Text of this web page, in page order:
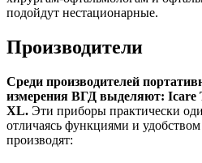
подойдут нестационарные.
Производители
Среди производителей
измерения ВГД выделяют: Icare
XL. Эти приборы практически
отличаясь функциями и
производят: